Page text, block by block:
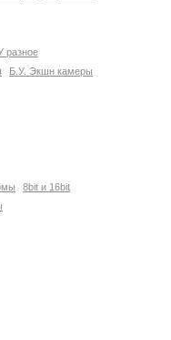
разное
Б.У. Экшн камеры
8bit и 16bit